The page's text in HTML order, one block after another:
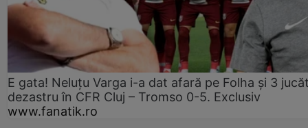
E gata! Neluțu Varga i-a dat afară pe Folha și 3
dezastru în CFR Cluj – Tromso 0-5. Exclusiv
www.fanatik.ro